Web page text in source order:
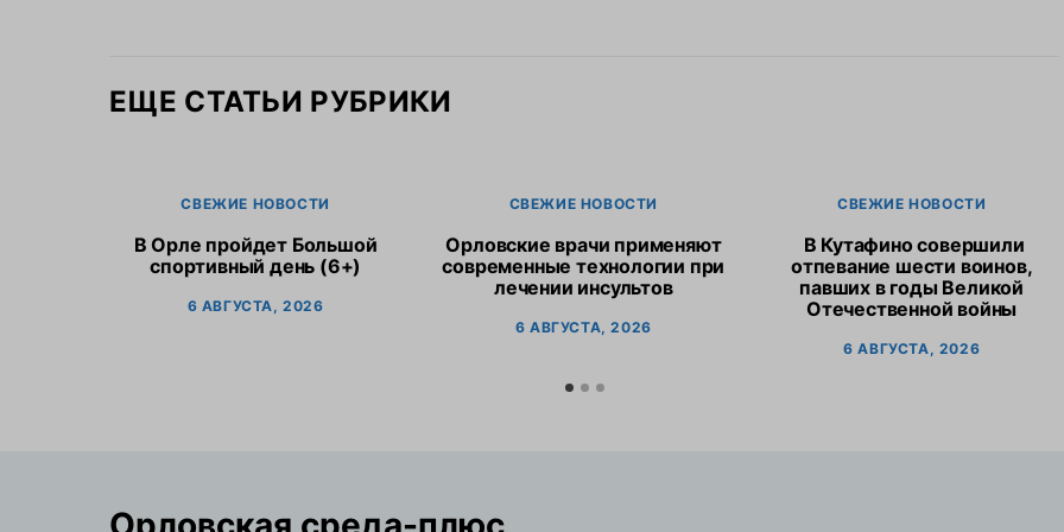
ЕЩЕ СТАТЬИ РУБРИКИ
СВЕЖИЕ НОВОСТИ
В Орле пройдет Большой
спортивный день (6+)
6 АВГУСТА, 2026
СВЕЖИЕ НОВОСТИ
Орловские врачи применяют
современные технологии при
лечении инсультов
6 АВГУСТА, 2026
СВЕЖИЕ НОВОСТИ
В Кутафино совершили
отпевание шести воинов,
павших в годы Великой
Отечественной войны
6 АВГУСТА, 2026